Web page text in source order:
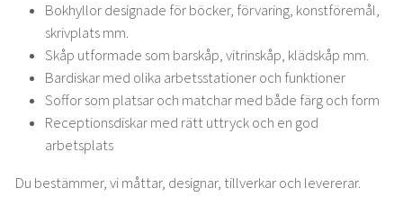
Bokhyllor designade för böcker, förvaring, konstföremål,
skrivplats mm.
Skåp utformade som barskåp, vitrinskåp, klädskåp mm.
Bardiskar med olika arbetsstationer och funktioner
Soffor som platsar och matchar med både färg och form
Receptionsdiskar med rätt uttryck och en god
arbetsplats
Du bestämmer, vi måttar, designar, tillverkar och levererar.